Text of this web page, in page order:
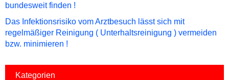
bundesweit finden !
Das Infektionsrisiko vom Arztbesuch lässt sich mit
regelmäßiger Reinigung ( Unterhaltsreinigung ) vermeiden
bzw. minimieren !
Kategorien